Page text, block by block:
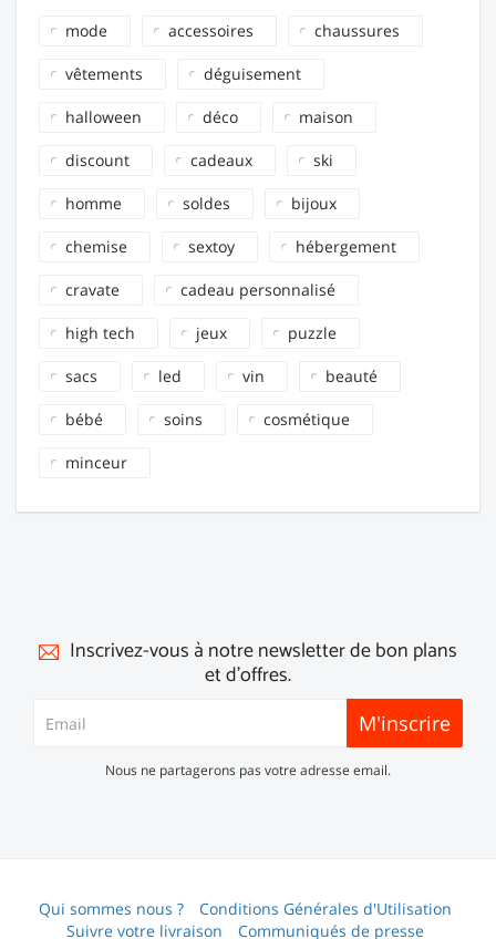
mode accessoires chaussures
vêtements déguisement
halloween déco maison
discount cadeaux ski
homme soldes bijoux
chemise sextoy hébergement
cravate cadeau personnalisé
high tech jeux puzzle
sacs led vin beauté
bébé soins cosmétique
minceur
Inscrivez-vous à notre newsletter de bon plans
et d'offres.
M'inscrire
Nous ne partagerons pas votre adresse email.
Qui sommes nous ?
Conditions Générales d'Utilisation
Suivre votre livraison
Communiqués de presse